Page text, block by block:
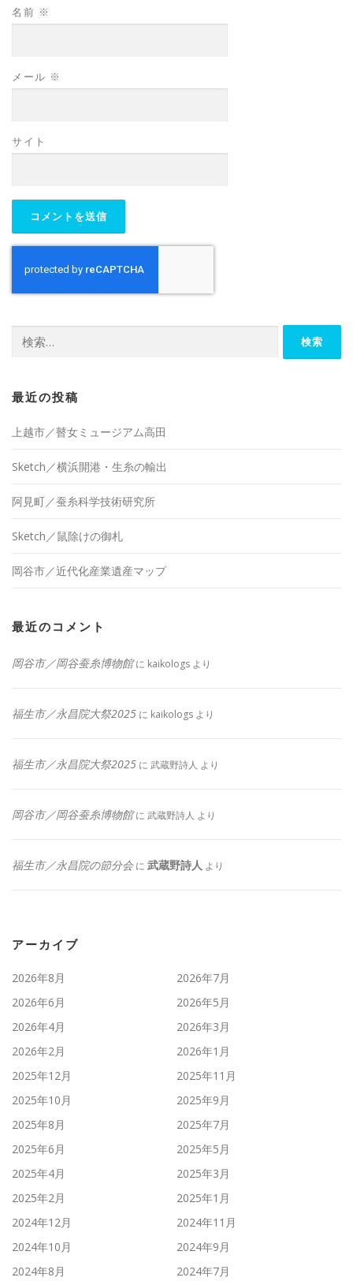
名前 ※
メール ※
サイト
索:
最近の投稿
上越市／瞽女ミュージアム高田
Sketch／横浜開港・生糸の輸出
阿見町／蚕糸科学技術研究所
Sketch／鼠除けの御札
岡谷市／近代化産業遺産マップ
最近のコメント
岡谷市／岡谷蚕糸博物館に kaikologs より
福生市／永昌院大祭2025 に kaikologs より
福生市／永昌院大祭2025 に 武蔵野詩人 より
岡谷市／岡谷蚕糸博物館に 武蔵野詩人 より
福生市／永昌院の節分会に 武蔵野詩人 より
アーカイブ
2026年8月
2026年7月
2026年6月
2026年5月
2026年4月
2026年3月
2026年2月
2026年1月
2025年12月
2025年11月
2025年10月
2025年9月
2025年8月
2025年7月
2025年6月
2025年5月
2025年4月
2025年3月
2025年2月
2025年1月
2024年12月
2024年11月
2024年10月
2024年9月
2024年8月
2024年7月